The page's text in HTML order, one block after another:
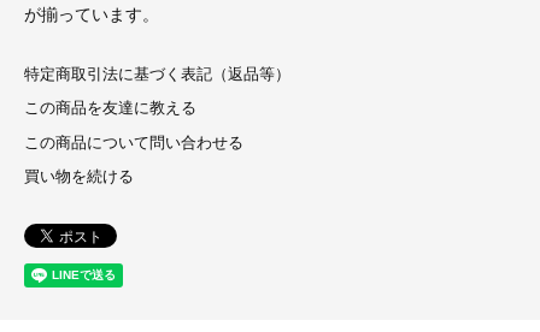
が揃っています。
特定商取引法に基づく表記（返品等）
この商品を友達に教える
この商品について問い合わせる
買い物を続ける